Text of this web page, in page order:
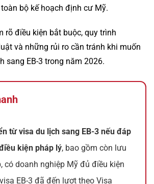
bộ kế hoạch định cư Mỹ.
rõ điều kiện bắt buộc, quy trình
và những rủi ro cần tránh khi muốn
sang EB-3 trong năm 2026.
từ visa du lịch sang EB-3 nếu đáp
kiện pháp lý, bao gồm còn lưu
có doanh nghiệp Mỹ đủ điều kiện
EB-3 đã đến lượt theo Visa